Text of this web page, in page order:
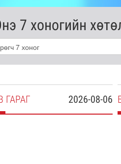
7 хоногийн
2026-08-06
ГАРАГ